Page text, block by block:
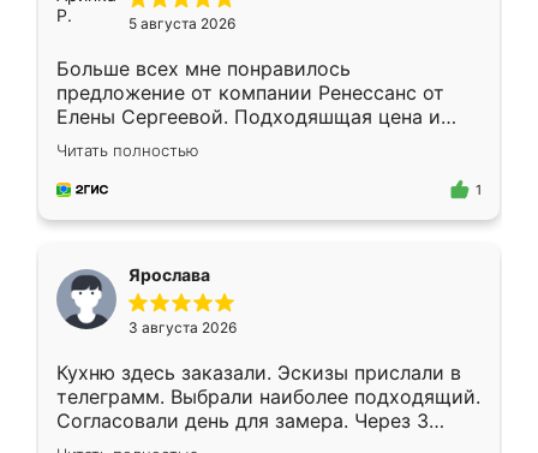
5 августа 2026
Больше всех мне понравилось
предложение от компании Ренессанс от
Елены Сергеевой. Подходяшщая цена и
короткие сроки изготовления. Приехавший
для замера сотрудник Владислав
предложил по моему эскизу самый
Читать полностью
1
Ярослава
3 августа 2026
Кухню здесь заказали. Эскизы прислали в
телеграмм. Выбрали наиболее подходящий.
Согласовали день для замера. Через 3
недели кухня была уже готова. Остались